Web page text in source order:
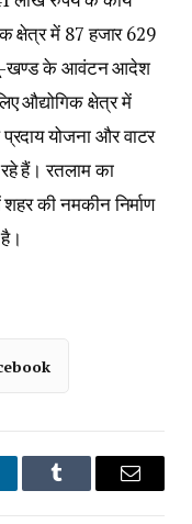
क्षेत्र में 87 हजार 629
भू-खण्ड के आवंटन आदेश
औद्योगिक क्षेत्र में
योजना और वाटर
हैं। रतलाम का
की नमकीन निर्माण
Tumblr Email